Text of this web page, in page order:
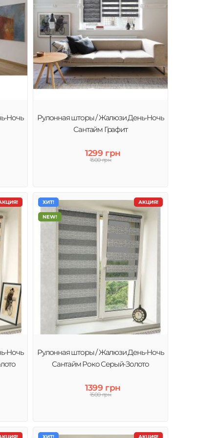
Ночь
Рулонная шторы / Жалюзи День-Ночь
Сантайм Графит
1299 грн
1500 грн
Ночь
АКЦИЯ!
ХИТ!
NEW!
Рулонная шторы / Жалюзи День-Ночь
Сантайм Роко Серый-Золото
1399 грн
1500 грн